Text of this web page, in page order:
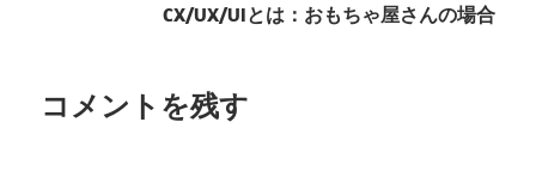
ゲ
CX/UX/UIとは：おもちゃ屋さんの場合
コメントを残す